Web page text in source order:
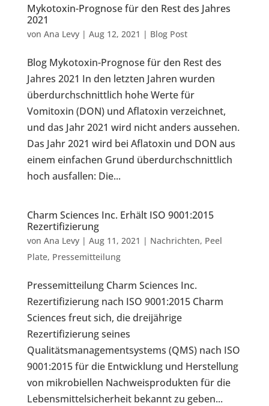
Mykotoxin-Prognose für den Rest des Jahres
2021
von Ana Levy| Aug 12, 2021 | Blog Post
Blog Mykotoxin-Prognose für den Rest des
Jahres 2021 In den letzten Jahren wurden
überdurchschnittlich hohe Werte für
Vomitoxin (DON) und Aflatoxin verzeichnet,
und das Jahr 2021 wird nicht anders aussehen.
Das Jahr 2021 wird bei Aflatoxin und DON aus
einem einfachen Grund überdurchschnittlich
hoch ausfallen: Die...
Charm Sciences Inc. Erhält ISO 9001:2015
Rezertifizierung
von Ana Levy| Aug 11, 2021 | Nachrichten, Peel
Plate, Pressemitteilung
Pressemitteilung Charm Sciences Inc.
Rezertifizierung nach ISO 9001:2015 Charm
Sciences freut sich, die dreijährige
Rezertifizierung seines
Qualitätsmanagementsystems (QMS) nach ISO
9001:2015 für die Entwicklung und Herstellung
von mikrobiellen Nachweisprodukten für die
Lebensmittelsicherheit bekannt zu geben...